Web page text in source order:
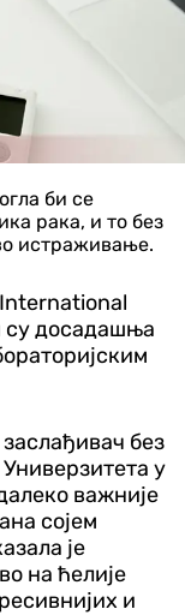
би се
рака, и то без
истраживање.
International
су досадашња
без
у
важније
сојем
је
на ћелије
и